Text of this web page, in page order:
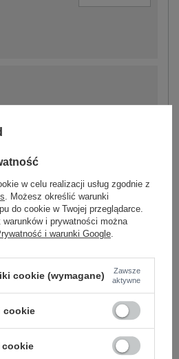
kolory (+1)
I ZOBACZ CENĘ
Zadaj pytanie
5% elastan
w celu realizacji usług zgodnie z
. Możesz określić warunki
do cookie w Twojej przeglądarce.
i prywatności można
i warunki Google
cookie (wymagane)
Zawsze
aktywne
cookie
cookie